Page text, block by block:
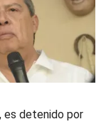
es detenido por